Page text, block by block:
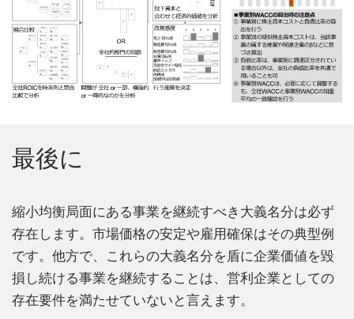
最後に
縮小均衡局面にある事業を継続すべき大義名分は必ず
存在します。市場価格の安定や雇用確保はその典型例
です。他方で、これらの大義名分を盾に企業価値を毀
損し続ける事業を継続することは、営利企業としての
存在要件を満たせていないと言えます。